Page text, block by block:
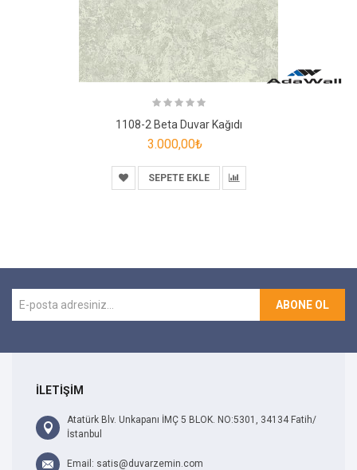
1108-2 Beta Duvar Kağıdı
3.000,00₺
SEPETE EKLE
ABONE OL
İLETİŞİM
Atatürk Blv. Unkapanı İMÇ 5 BLOK. NO:5301, 34134 Fatih/
İstanbul
Email: satis@duvarzemin.com